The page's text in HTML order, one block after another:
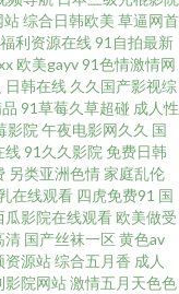
日无码 亚洲天堂久久网
网青青久 91网址大全
国产精品一不卡 涩涩热
香蕉伊人在97 视频区欧
交欧美 亚洲国产成人综合
站综合日韩欧美 草逼网首
福利资源在线91自拍最新
欧美gayv91色情激情网
日韩在线 久久国产影视综
91草莓久草超碰 成人性
影院 午夜电影网久久 国
线91久久影院 免费日韩
另类亚洲色情家庭乱伦
在线观看 四虎免费91 国
瓜影院在线观看 欧美做受
清 国产丝袜一区 黄色av
资源站综合五月香 成人
影院网站激情五月天色色